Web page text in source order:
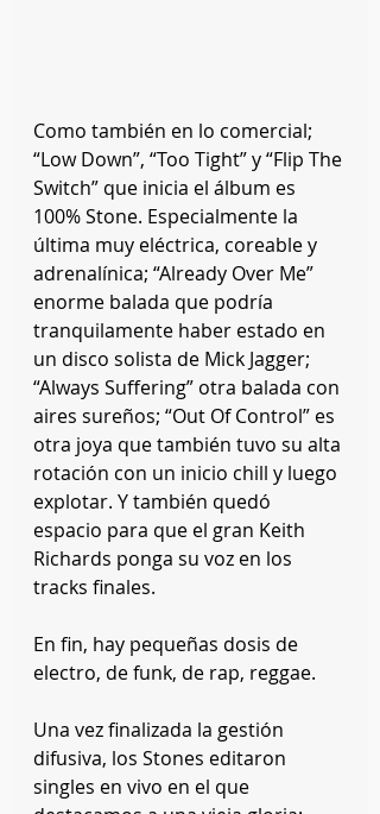
Como también en lo comercial;
“Low Down”, “Too Tight” y “Flip The
Switch” que inicia el álbum es
100% Stone. Especialmente la
última muy eléctrica, coreable y
adrenalínica; “Already Over Me”
enorme balada que podría
tranquilamente haber estado en
un disco solista de Mick Jagger;
“Always Suffering” otra balada con
aires sureños; “Out Of Control” es
otra joya que también tuvo su alta
rotación con un inicio chill y luego
explotar. Y también quedó
espacio para que el gran Keith
Richards ponga su voz en los
tracks finales.
En fin, hay pequeñas dosis de
electro, de funk, de rap, reggae.
Una vez finalizada la gestión
difusiva, los Stones editaron
singles en vivo en el que